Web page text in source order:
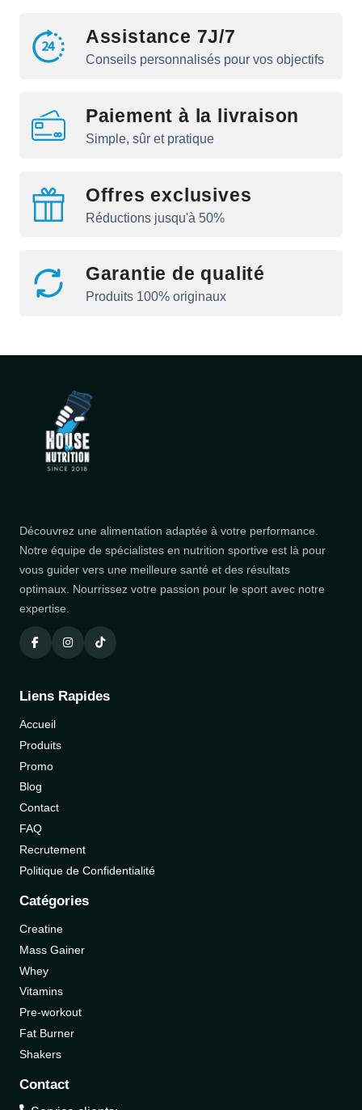
Assistance 7J/7
Conseils personnalisés pour vos objectifs
Paiement à la livraison
Simple, sûr et pratique
Offres exclusives
Réductions jusqu'à 50%
Garantie de qualité
Produits 100% originaux
Découvrez une alimentation adaptée à votre performance.
Notre équipe de spécialistes en nutrition sportive est là pour
vous guider vers une meilleure santé et des résultats
optimaux. Nourrissez votre passion pour le sport avec notre
expertise.
Liens Rapides
Accueil
Produits
Promo
Blog
Contact
FAQ
Recrutement
Politique de Confidentialité
Catégories
Creatine
Mass Gainer
Whey
Vitamins
Pre-workout
Fat Burner
Shakers
Contact